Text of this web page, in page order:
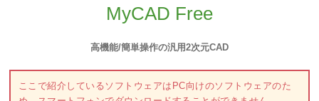
MyCAD Free
高機能/簡単操作の汎用2次元CAD
ここで紹介しているソフトウェアはPC向けのソフトウェアのた